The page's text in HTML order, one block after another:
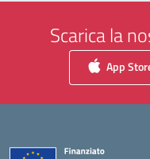
Scarica la
App